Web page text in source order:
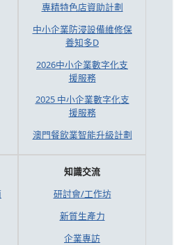
專精特色店資助計劃
中小企業防浸設備維修保
養知多D
2026中小企業數字化支
援服務
2025 中小企業數字化支
援服務
澳門餐飲業智能升級計劃
知識交流
研討會/工作坊
新質生產力
企業專訪